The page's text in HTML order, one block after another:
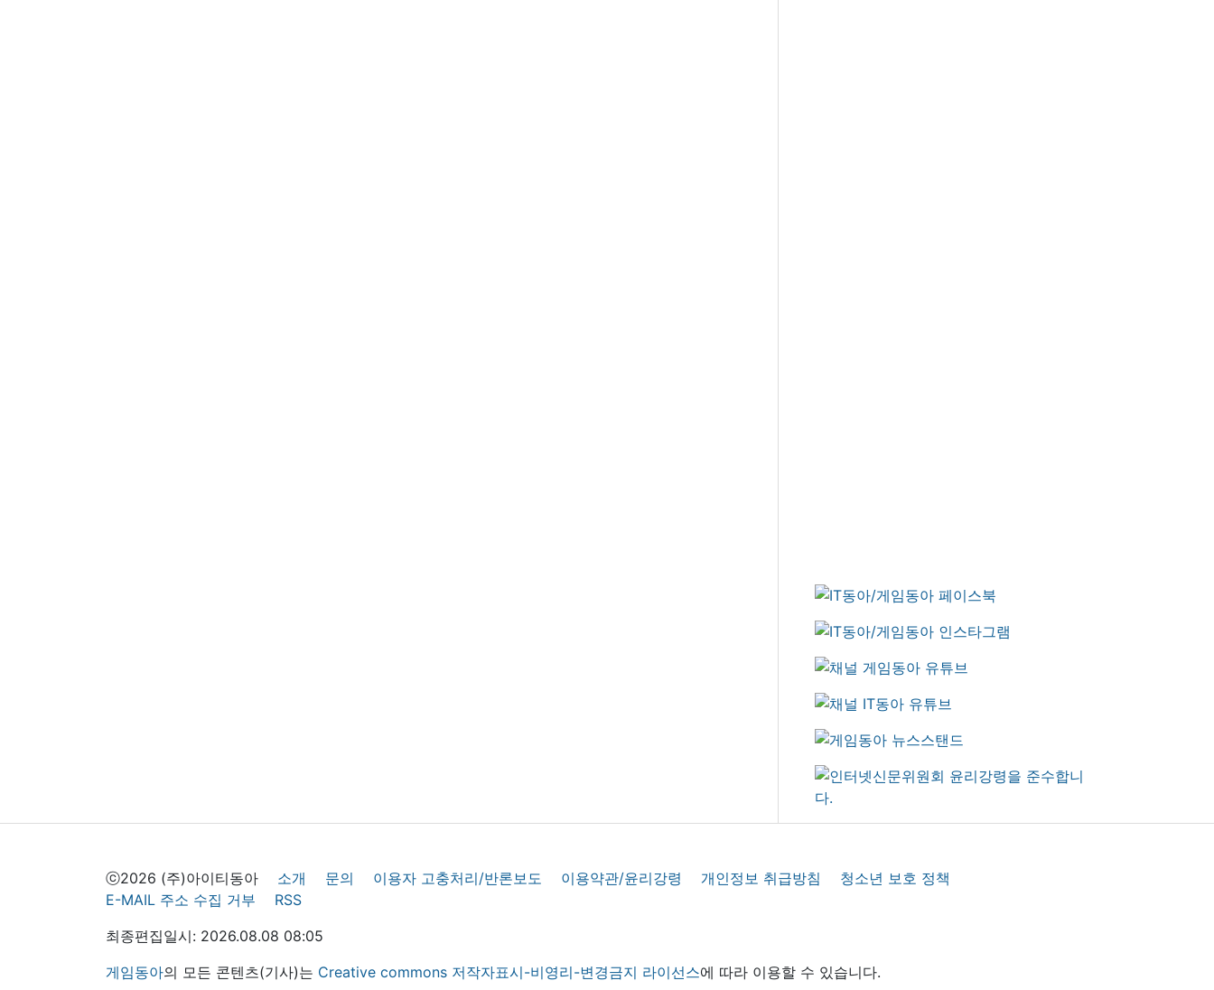
ⓒ2026 (주)아이티동아 소개 문의 이용자 고충처리/반론보도 이용약관/윤리강령 개인정보 취급방침
청소년 보호 정책
E-MAIL 주소 수집 거부
RSS
최종편집일시: 2026.08.08 08:05
게임동아의 모든 콘텐츠(기사)는 Creative commons 저작자표시-비영리-변경금지 라이선스에 따라 이용할 수 있습니다.